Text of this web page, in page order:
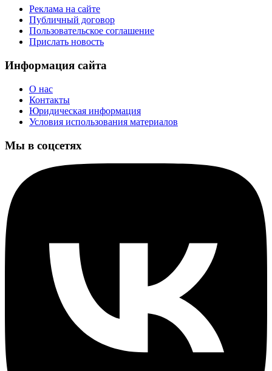
Реклама на сайте
Публичный договор
Пользовательское соглашение
Прислать новость
Информация сайта
О нас
Контакты
Юридическая информация
Условия использования материалов
Мы в соцсетях